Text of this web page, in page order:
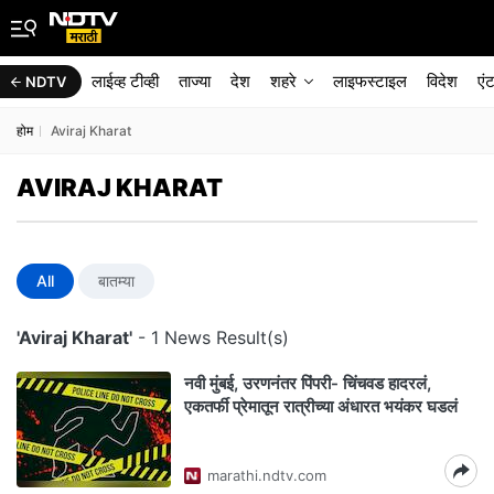
NDTV लाईव्ह टीव्ही ताज्या देश शहरे लाइफस्टाइल विदेश
होम Aviraj Kharat
AVIRAJ KHARAT
All बातम्या
'Aviraj Kharat' - 1 News Result(s)
नवी मुंबई, उरणनंतर पिंपरी- चिंचवड हादरलं,
एकतर्फी प्रेमातून रात्रीच्या अंधारत भयंकर घडलं
marathi.ndtv.com